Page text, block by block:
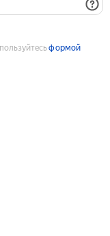
формой